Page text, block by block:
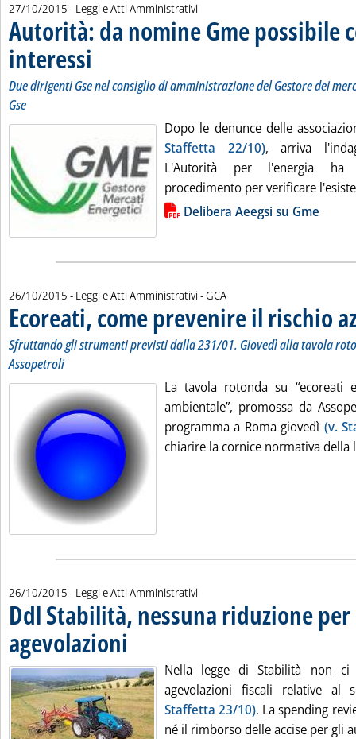
27/10/2015 - Leggi e Atti Amministrativi
Autorità: da nomine Gme possibile
interessi . Sottotitolo: Due dirigenti Gse nel consiglio di amministrazione del
. Pubblicata martedì 27 ottobre 2015 alle 12.23.
Due dirigenti Gse nel consiglio di amministrazione del Gestore dei
Gse
Dopo le denunce delle
Staffetta 22/10), arriva
L'Autorità per l'energia
procedimento per verificare
Lista allegati PDF alla notiziaDelibera Aeegsi su Gme
26/10/2015 - Leggi e Atti Amministrativi -di:
GCA
Ecoreati, come prevenire il rischio
Sfruttando gli strumenti previsti dalla 231/01. Giovedì alla tavola
Assopetroli
La tavola rotonda su “ecoreati
ambientale”, promossa da
programma a Roma giovedì (v.
chiarire la cornice normativa della
26/10/2015 - Leggi e Atti Amministrativi
Ddl Stabilità, nessuna riduzione per
agevolazioni
Nella legge di Stabilità non
agevolazioni fiscali relative al
Staffetta 23/10). La spending
né il rimborso delle accise per gli